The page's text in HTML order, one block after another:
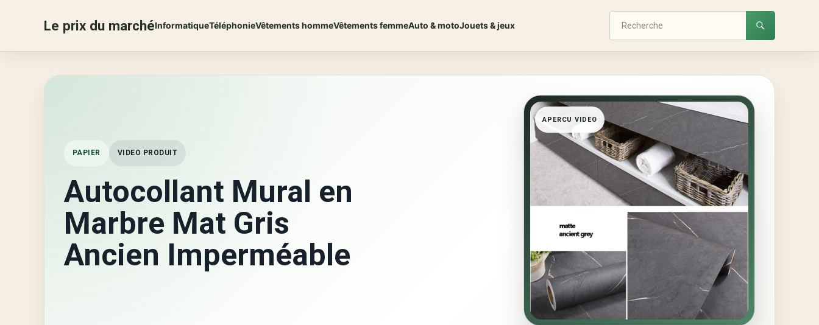
Le prix du marchéInformatiqueTéléphonieVêtements hommeVêtements femmeAuto & motoJouets & jeux
PAPIER VIDEO PRODUIT
Autocollant Mural en
Marbre Mat Gris
Ancien Imperméable
APERCU VIDEO